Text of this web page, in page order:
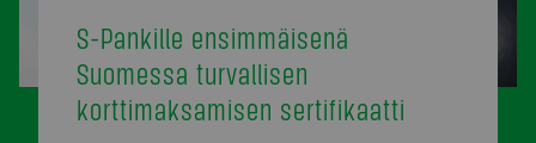
S-Pankille ensimmäisenä
Suomessa turvallisen
korttimaksamisen sertifikaatti